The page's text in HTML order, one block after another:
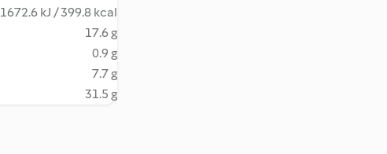
1672.6 kJ / 399.8 kcal
17.6 g
0.9 g
7.7 g
31.5 g